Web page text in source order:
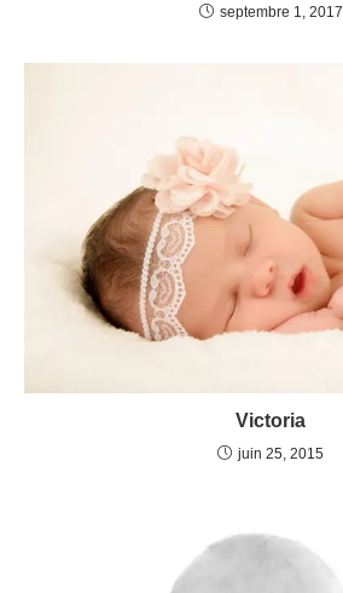
septembre 1, 2017
Victoria
juin 25, 2015